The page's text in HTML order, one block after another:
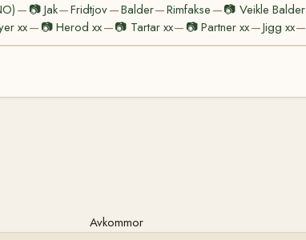
— 📷Jak—Fridtjov—Balder—Rimfakse —📷 Veikle Balder
xx— 📷Herod xx—📷 Tartar xx— 📷Partner xx—Jigg xx—
Avkommor